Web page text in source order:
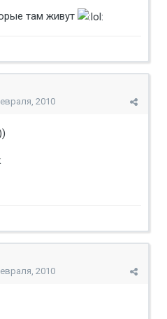
там живут
2010
2010